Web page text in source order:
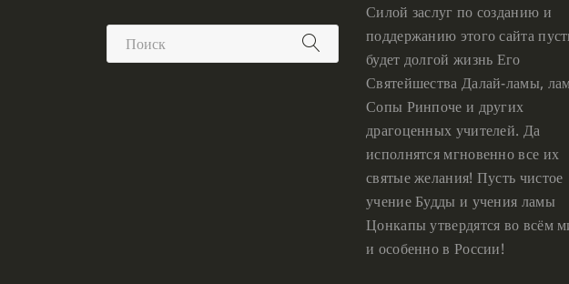
Силой заслуг по созданию и
поддержанию этого сайта
будет долгой жизнь Его
Святейшества Далай-ламы,
Сопы Ринпоче и других
драгоценных учителей. Да
исполнятся мгновенно все их
святые желания! Пусть чистое
учение Будды и учения ламы
Цонкапы утвердятся во всём
и особенно в России!